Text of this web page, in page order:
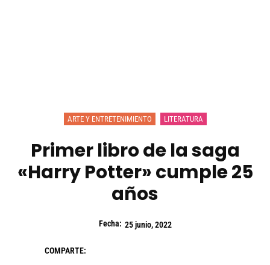
ARTE Y ENTRETENIMIENTO LITERATURA
Primer libro de la saga
«Harry Potter» cumple 25
años
Fecha: 25 junio, 2022
COMPARTE: